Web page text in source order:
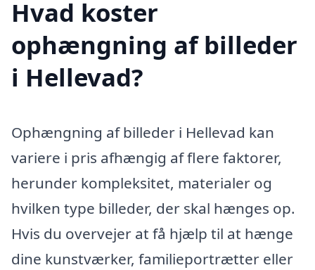
Hvad koster
ophængning af billeder
i Hellevad?
Ophængning af billeder i Hellevad kan
variere i pris afhængig af flere faktorer,
herunder kompleksitet, materialer og
hvilken type billeder, der skal hænges op.
Hvis du overvejer at få hjælp til at hænge
dine kunstværker, familieportrætter eller